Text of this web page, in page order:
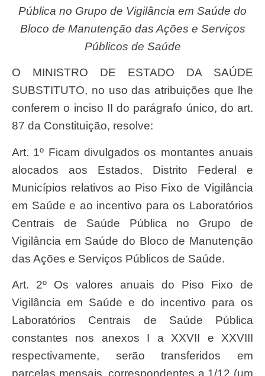
Pública no Grupo de Vigilância em Saúde do
Bloco de Manutenção das Ações e Serviços
Públicos de Saúde
O MINISTRO DE ESTADO DA SAÚDE
SUBSTITUTO, no uso das atribuições que lhe
conferem o inciso II do parágrafo único, do art.
87 da Constituição, resolve:
Art. 1º Ficam divulgados os montantes anuais
alocados aos Estados, Distrito Federal e
Municípios relativos ao Piso Fixo de Vigilância
em Saúde e ao incentivo para os Laboratórios
Centrais de Saúde Pública no Grupo de
Vigilância em Saúde do Bloco de Manutenção
das Ações e Serviços Públicos de Saúde.
Art. 2º Os valores anuais do Piso Fixo de
Vigilância em Saúde e do incentivo para os
Laboratórios Centrais de Saúde Pública
constantes nos anexos I a XXVII e XXVIII
respectivamente, serão transferidos em
parcelas mensais, correspondentes a 1/12 (um